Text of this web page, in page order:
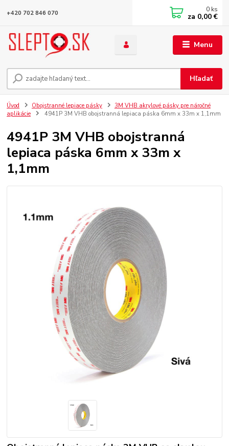
Menu
Hľadať
+420 702 846 070 0 ks
za 0,00 €
Úvod Obojstranné lepiace pásky
3M VHB akrylové pásky pre náročné
aplikácie
4941P 3M VHB obojstranná lepiaca páska 6mm x 33m x 1,1mm
4941P 3M VHB obojstranná
lepiaca páska 6mm x 33m x
1,1mm